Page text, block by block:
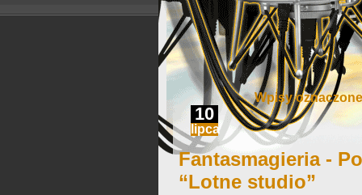
Wpisy oznaczone
10
lipca
Fantasmagieria -
“Lotne studio”